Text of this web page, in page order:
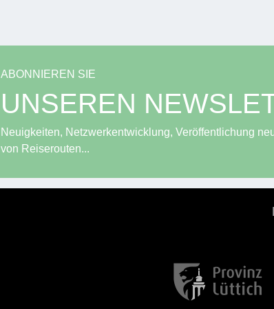
ABONNIEREN SIE
UNSEREN
Neuigkeiten, Netzwerkentwicklung, Veröffentlichung
von Reiserouten...